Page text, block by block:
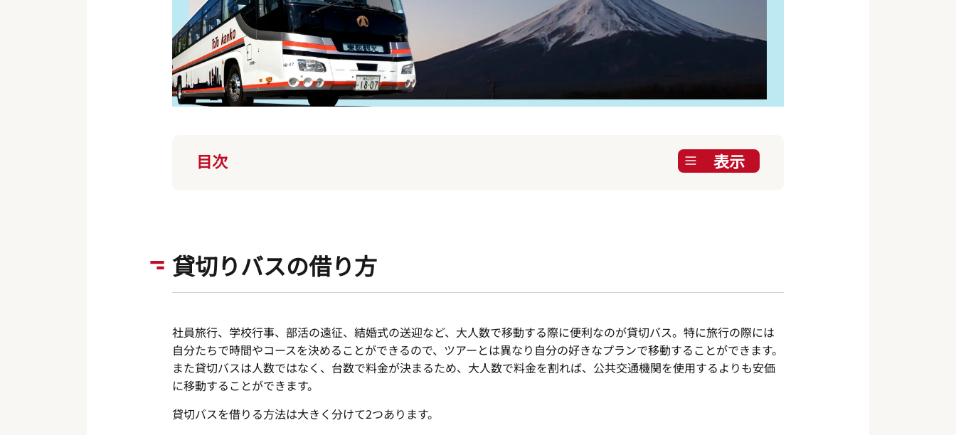
目次 表示
貸切りバスの借り方
社員旅行、学校行事、部活の遠征、結婚式の送迎など、大人数で移動する際に便利なのが貸切バス。特に旅行の際には
自分たちで時間やコースを決めることができるので、ツアーとは異なり自分の好きなプランで移動することができます。
また貸切バスは人数ではなく、台数で料金が決まるため、大人数で料金を割れば、公共交通機関を使用するよりも安価
に移動することができます。
貸切バスを借りる方法は大きく分けて2つあります。